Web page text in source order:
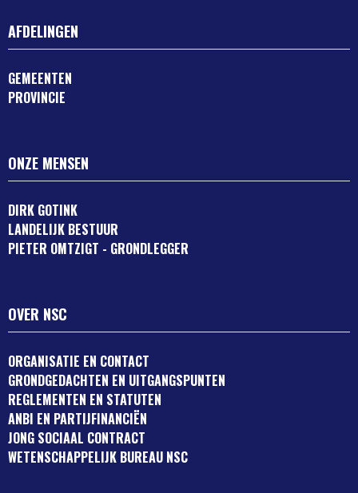
AFDELINGEN
GEMEENTEN
PROVINCIE
ONZE MENSEN
DIRK GOTINK
LANDELIJK BESTUUR
PIETER OMTZIGT - GRONDLEGGER
OVER NSC
ORGANISATIE EN CONTACT
GRONDGEDACHTEN EN UITGANGSPUNTEN
REGLEMENTEN EN STATUTEN
ANBI EN PARTIJFINANCIËN
JONG SOCIAAL CONTRACT
WETENSCHAPPELIJK BUREAU NSC